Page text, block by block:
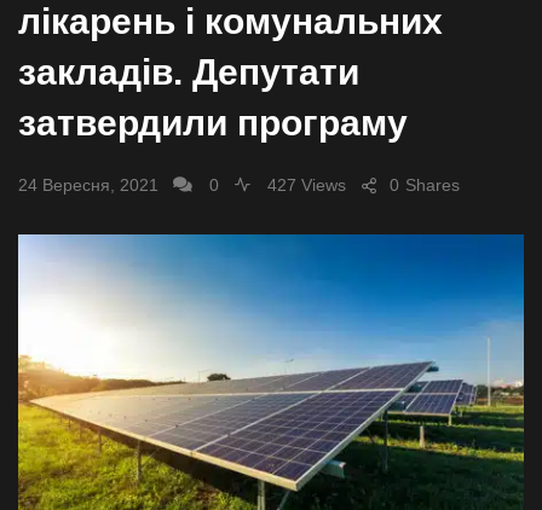
лікарень і комунальних
закладів. Депутати
затвердили програму
24 Вересня, 2021 0 427 Views Shares
0